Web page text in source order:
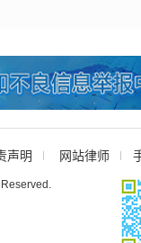
声明 网站律师